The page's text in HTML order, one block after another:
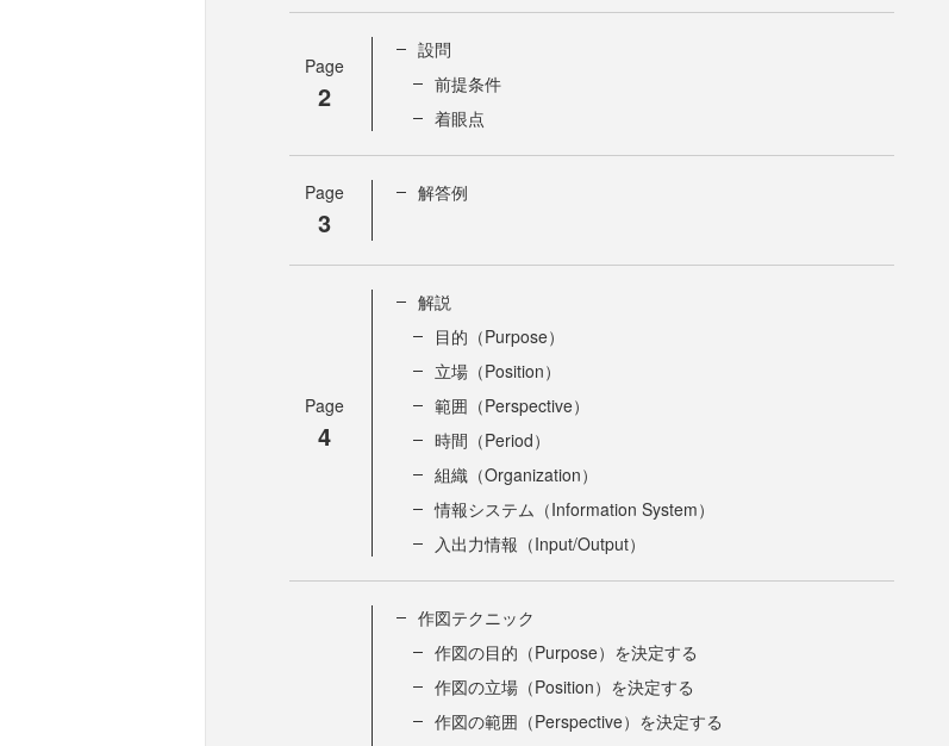
Page
2
設問
前提条件
着眼点
Page
3
解答例
Page
4
解説
目的（Purpose）
立場（Position）
範囲（Perspective）
時間（Period）
組織（Organization）
情報システム（Information System）
入出力情報（Input/Output）
作図テクニック
作図の目的（Purpose）を決定する
作図の立場（Position）を決定する
作図の範囲（Perspective）を決定する